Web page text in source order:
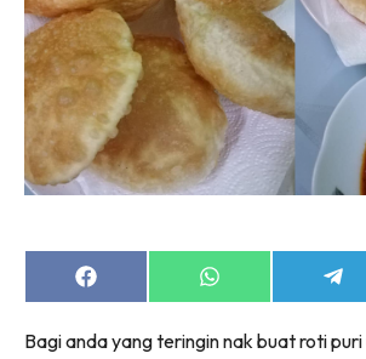
Share
on
Share
on
on
Bagi anda yang teringin nak buat roti